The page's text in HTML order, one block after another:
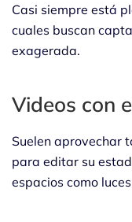
Casi siempre está
cuales buscan
exagerada.
Videos con
Suelen aprovechar
para editar su
espacios como